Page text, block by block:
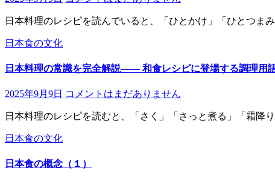
日本料理のレシピを読んでいると、「ひとかけ」「ひとつま
日本食の文化
日本料理の常識を完全解説―― 和食レシピに登場する調理用
2025年9月9日 コメントはまだありません
日本料理のレシピを読むと、「さく」「さっと煮る」「霜降
日本食の文化
日本食の概念（１）